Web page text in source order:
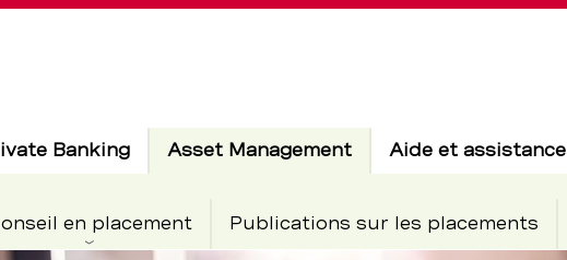
Banking Asset ManagementActif
en placement Publications sur les placements
Aide et assistance